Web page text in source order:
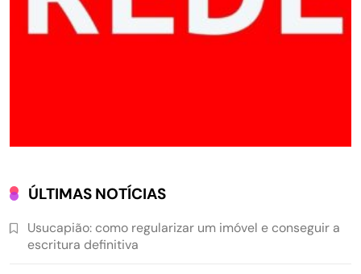
ÚLTIMAS NOTÍCIAS
Usucapião: como regularizar um imóvel e conseguir a
escritura definitiva